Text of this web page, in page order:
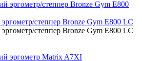
степпер Bronze Gym E800 LC
степпер Bronze Gym E800 LC